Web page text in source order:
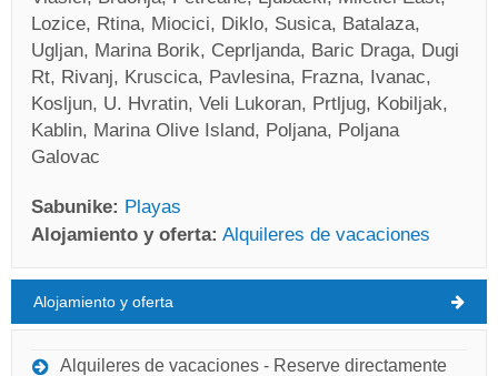
Lozice, Rtina, Miocici, Diklo, Susica, Batalaza,
Ugljan, Marina Borik, Ceprljanda, Baric Draga, Dugi
Rt, Rivanj, Kruscica, Pavlesina, Frazna, Ivanac,
Kosljun, U. Hvratin, Veli Lukoran, Prtljug, Kobiljak,
Kablin, Marina Olive Island, Poljana, Poljana
Galovac
Sabunike: Playas
Alojamiento y oferta: Alquileres de vacaciones
Sabunike Pronóstico del tiempo
JUEVES
Alojamiento y oferta
Alquileres de vacaciones - Reserve directamente